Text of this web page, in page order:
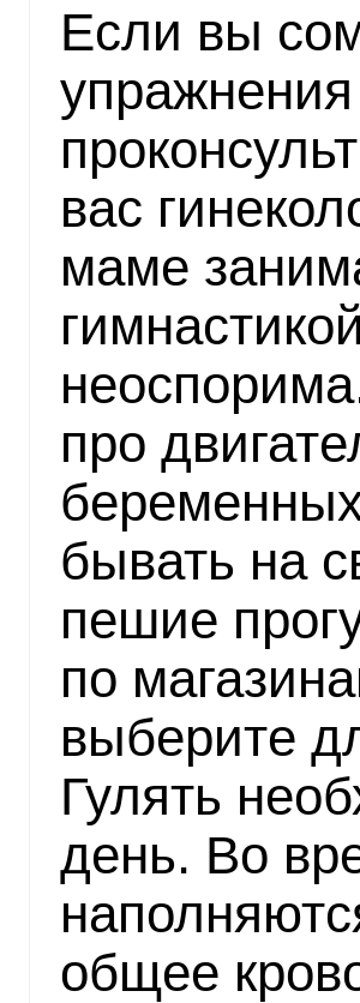
Если вы
вас
маме
про
бывать на
пешие
по
выберите
Гулять
день. Во
общее